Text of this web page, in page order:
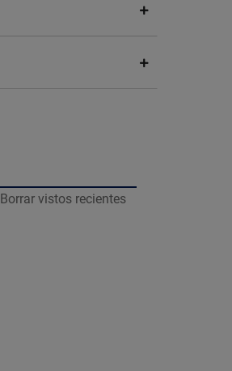
Borrar vistos recientes